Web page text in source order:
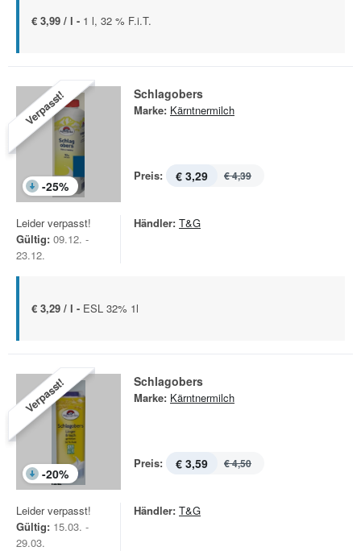
€ 3,99 / l - 1 l, 32 % F.i.T.
Verpasst!
-25%
Schlagobers
Marke: Kärntnermilch
Preis: € 3,29 € 4,39
Leider verpasst!
Gültig: 09.12. -
23.12.
Händler: T&G
€ 3,29 / l - ESL 32% 1l
Verpasst!
-20%
Schlagobers
Marke: Kärntnermilch
Preis: € 3,59 € 4,50
Leider verpasst!
Gültig: 15.03. -
29.03.
Händler: T&G